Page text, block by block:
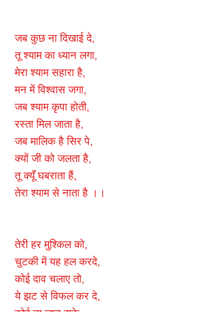
जब कुछ ना दिखाई दे,
तू श्याम का ध्यान लगा,
मेरा श्याम सहारा है,
मन में विश्वास जगा,
जब श्याम कृपा होती,
रस्ता मिल जाता है,
जब मालिक है सिर पे,
क्यों जी को जलता है,
तू क्यूँ घबराता हैं,
तेरा श्याम से नाता है ।।
तेरी हर मुश्किल को,
चुटकी में यह हल करदे,
कोई दाव चलाए तो,
ये झट से विफल कर दे,